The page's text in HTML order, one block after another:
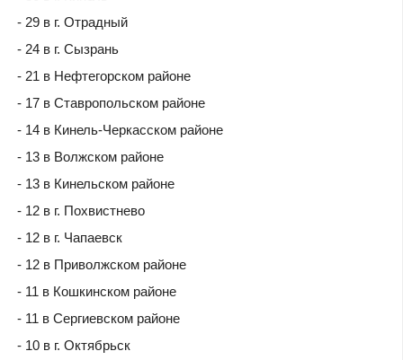
- 29 в г. Отрадный
- 24 в г. Сызрань
- 21 в Нефтегорском районе
- 17 в Ставропольском районе
- 14 в Кинель-Черкасском районе
- 13 в Волжском районе
- 13 в Кинельском районе
- 12 в г. Похвистнево
- 12 в г. Чапаевск
- 12 в Приволжском районе
- 11 в Кошкинском районе
- 11 в Сергиевском районе
- 10 в г. Октябрьск